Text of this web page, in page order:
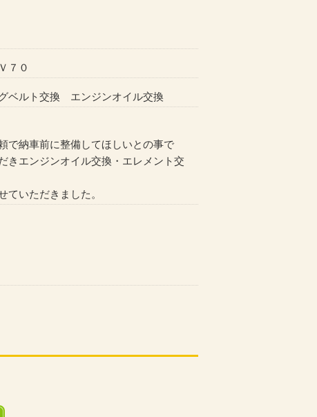
７０
ベルト交換 エンジンオイル交換
で納車前に整備してほしいとの事で
きエンジンオイル交換・エレメント交
ていただきました。